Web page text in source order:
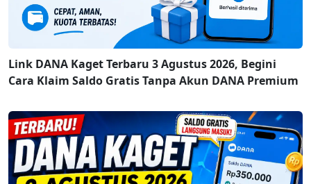
Link DANA Kaget Terbaru 3 Agustus 2026, Begini
Cara Klaim Saldo Gratis Tanpa Akun DANA Premium